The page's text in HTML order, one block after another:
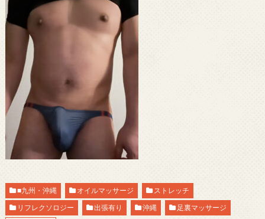
■九州・沖縄 オイルマッサージ
ストレッチ
リフレクソロジー
出張有り 沖縄
足裏マッサージ